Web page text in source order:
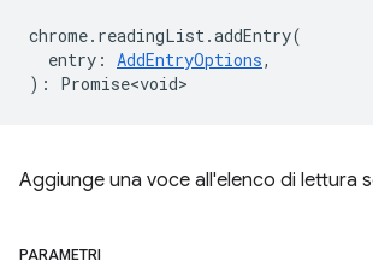
chrome. readingList .addEntry(
entry : AddEntryOptions,
) : Promise<void>
Aggiunge una voce all'elenco di lettura
PARAMETRI